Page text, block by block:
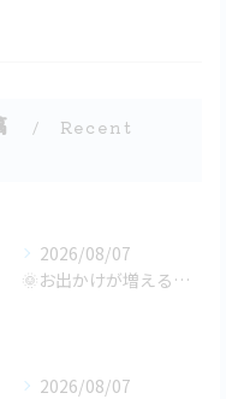
Recent
2026/08/07
🌞お出かけが増える季節、口元の準備できてる？🦷✨
2026/08/07